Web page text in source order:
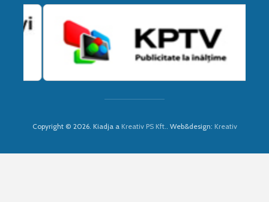
Copyright © 2026. Kiadja a Kreativ PS Kft. . Web&design: Kreativ